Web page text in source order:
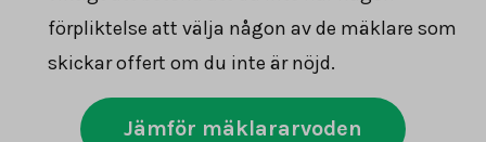
förpliktelse att välja någon av de mäklare som
skickar offert om du inte är nöjd.
Jämför mäklararvoden